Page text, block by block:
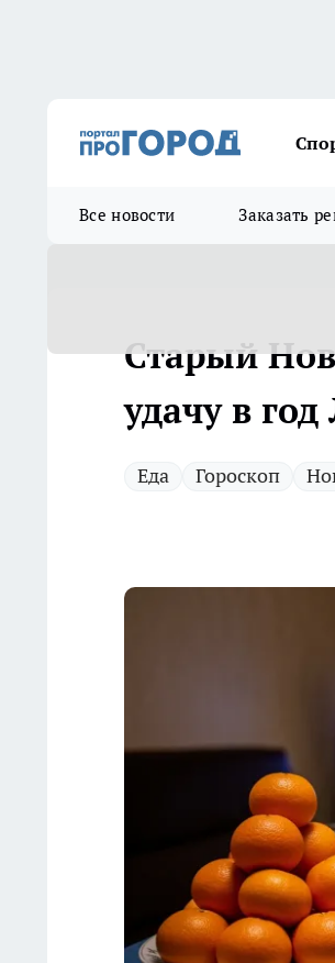
Все новости Заказать
Старый
удачу в
Еда Гороскоп